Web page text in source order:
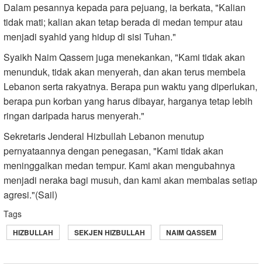
Dalam pesannya kepada para pejuang, ia berkata, "Kalian
tidak mati; kalian akan tetap berada di medan tempur atau
menjadi syahid yang hidup di sisi Tuhan."
Syaikh Naim Qassem juga menekankan, "Kami tidak akan
menunduk, tidak akan menyerah, dan akan terus membela
Lebanon serta rakyatnya. Berapa pun waktu yang diperlukan,
berapa pun korban yang harus dibayar, harganya tetap lebih
ringan daripada harus menyerah."
Sekretaris Jenderal Hizbullah Lebanon menutup
pernyataannya dengan penegasan, "Kami tidak akan
meninggalkan medan tempur. Kami akan mengubahnya
menjadi neraka bagi musuh, dan kami akan membalas setiap
agresi."(Sail)
Tags
HIZBULLAH SEKJEN HIZBULLAH NAIM QASSEM